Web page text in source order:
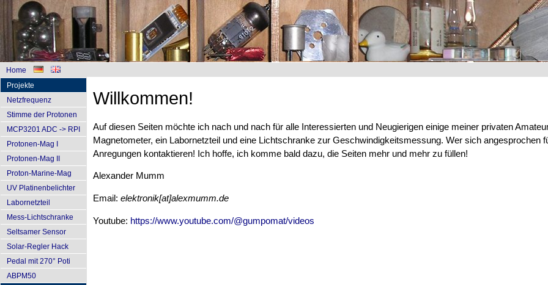
Home
Projekte
Netzfrequenz
Stimme der Protonen
MCP3201 ADC -> RPI
Protonen-Mag I
Protonen-Mag II
Proton-Marine-Mag
UV Platinenbelichter
Labornetzteil
Mess-Lichtschranke
Seltsamer Sensor
Solar-Regler Hack
Pedal mit 270° Poti
ABPM50
Willkommen!
Auf diesen Seiten möchte ich nach und nach für alle Interessierten und Neugierigen einige meiner privaten
Magnetometer, ein Labornetzteil und eine Lichtschranke zur Geschwindigkeitsmessung. Wer sich angesprochen
Anregungen kontaktieren! Ich hoffe, ich komme bald dazu, die Seiten mehr und mehr zu füllen!
Alexander Mumm
Email: elektronik[at]alexmumm.de
Youtube: https://www.youtube.com/@gumpomat/videos